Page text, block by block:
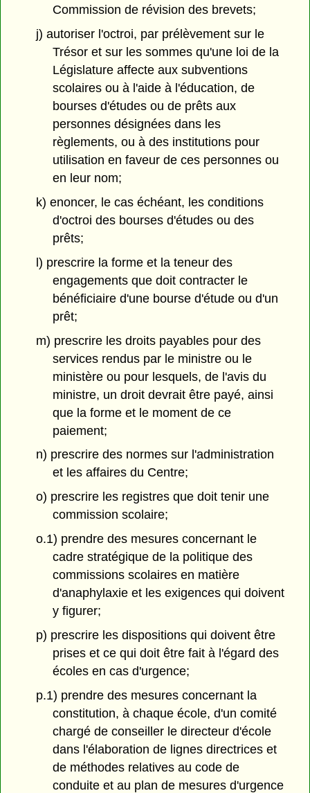
Commission de révision des brevets;
j) autoriser l'octroi, par prélèvement sur le
Trésor et sur les sommes qu'une loi de la
Législature affecte aux subventions
scolaires ou à l'aide à l'éducation, de
bourses d'études ou de prêts aux
personnes désignées dans les
règlements, ou à des institutions pour
utilisation en faveur de ces personnes ou
en leur nom;
k) enoncer, le cas échéant, les conditions
d'octroi des bourses d'études ou des
prêts;
l) prescrire la forme et la teneur des
engagements que doit contracter le
bénéficiaire d'une bourse d'étude ou d'un
prêt;
m) prescrire les droits payables pour des
services rendus par le ministre ou le
ministère ou pour lesquels, de l'avis du
ministre, un droit devrait être payé, ainsi
que la forme et le moment de ce
paiement;
n) prescrire des normes sur l'administration
et les affaires du Centre;
o) prescrire les registres que doit tenir une
commission scolaire;
o.1) prendre des mesures concernant le
cadre stratégique de la politique des
commissions scolaires en matière
d'anaphylaxie et les exigences qui doivent
y figurer;
p) prescrire les dispositions qui doivent être
prises et ce qui doit être fait à l'égard des
écoles en cas d'urgence;
p.1) prendre des mesures concernant la
constitution, à chaque école, d'un comité
chargé de conseiller le directeur d'école
dans l'élaboration de lignes directrices et
de méthodes relatives au code de
conduite et au plan de mesures d'urgence